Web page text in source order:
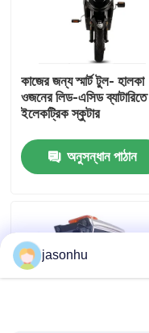
কারখানা ভ্রমণ
আমাদের সাথে যোগাযোগ করুন
উদ্ধৃতির জন্য আবেদন
ব্যবহৃত গাড়ি
বিশুদ্ধ ইলেকট্রিক গাড়ি
কাজের জন্য স্মার্ট টুল- হালকা
ওজনের লিড-এসিড ব্যাটারিতে
ইলেকট্রিক স্কুটার
অনুসন্ধান পাঠান
jasonhu